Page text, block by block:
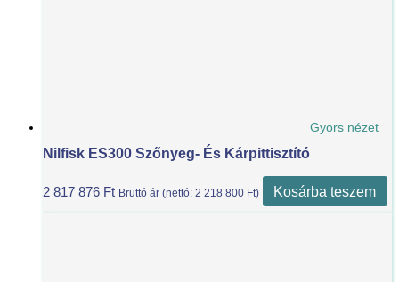
Gyors nézet
Nilfisk ES300 Szőnyeg- És Kárpittisztító
2 817 876 Ft Bruttó ár (nettó: 2 218 800 Ft) Kosárba teszem